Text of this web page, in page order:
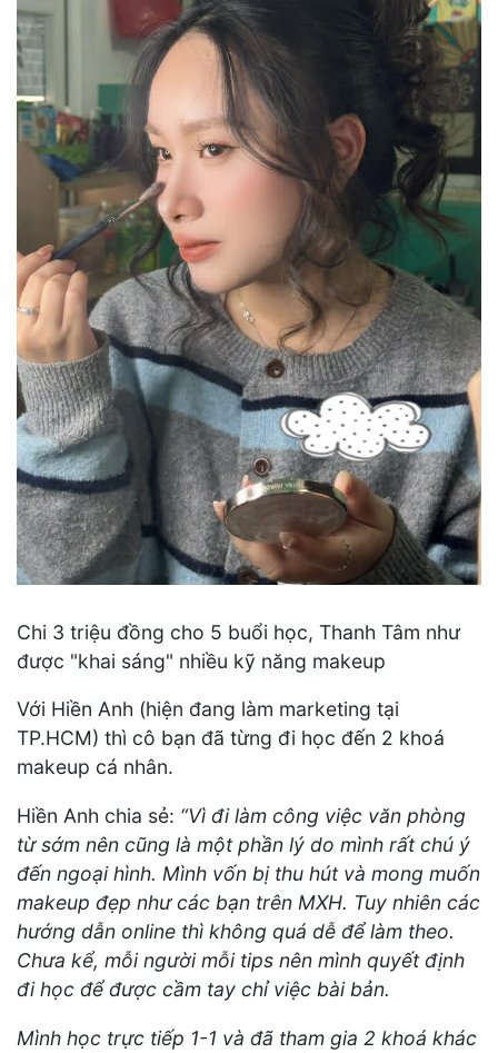
Chi 3 triệu đồng cho 5 buổi học, Thanh Tâm như
được "khai sáng" nhiều kỹ năng makeup
Với Hiền Anh (hiện đang làm marketing tại
TP.HCM) thì cô bạn đã từng đi học đến 2 khoá
makeup cá nhân.
Hiền Anh chia sẻ: “Vì đi làm công việc văn phòng
từ sớm nên cũng là một phần lý do mình rất chú ý
đến ngoại hình. Mình vốn bị thu hút và mong muốn
makeup đẹp như các bạn trên MXH. Tuy nhiên các
hướng dẫn online thì không quá dễ để làm theo.
Chưa kể, mỗi người mỗi tips nên mình quyết định
đi học để được cầm tay chỉ việc bài bản.
Mình học trực tiếp 1-1 và đã tham gia 2 khoá khác